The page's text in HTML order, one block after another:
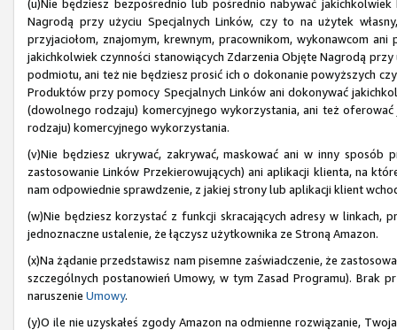
(u)Nie będziesz bezpośrednio lub pośrednio nabywać
Nagrodą przy użyciu Specjalnych Linków, czy to na użytek
przyjaciołom, znajomym, krewnym, pracownikom, wykonawcom
jakichkolwiek czynności stanowiących Zdarzenia Objęte Nagrodą
podmiotu, ani też nie będziesz prosić ich o dokonanie powyższych
Produktów przy pomocy Specjalnych Linków ani dokonywać
(dowolnego rodzaju) komercyjnego wykorzystania, ani też
rodzaju) komercyjnego wykorzystania.
(v)Nie będziesz ukrywać, zakrywać, maskować ani w inny sposób
zastosowanie Linków Przekierowujących) ani aplikacji klienta, na
nam odpowiednie sprawdzenie, z jakiej strony lub aplikacji klient
(w)Nie będziesz korzystać z funkcji skracających adresy w linkach,
jednoznaczne ustalenie, że łączysz użytkownika ze Stroną Amazon.
(x)Na żądanie przedstawisz nam pisemne zaświadczenie, że
szczególnych postanowień Umowy, w tym Zasad Programu). Brak
naruszenie Umowy.
(y)O ile nie uzyskałeś zgody Amazon na odmienne rozwiązanie,